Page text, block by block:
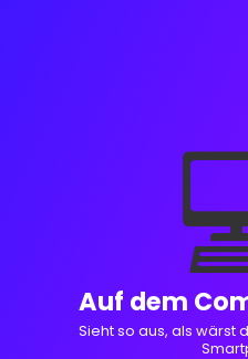
Auf dem
Sieht so aus, als wärst